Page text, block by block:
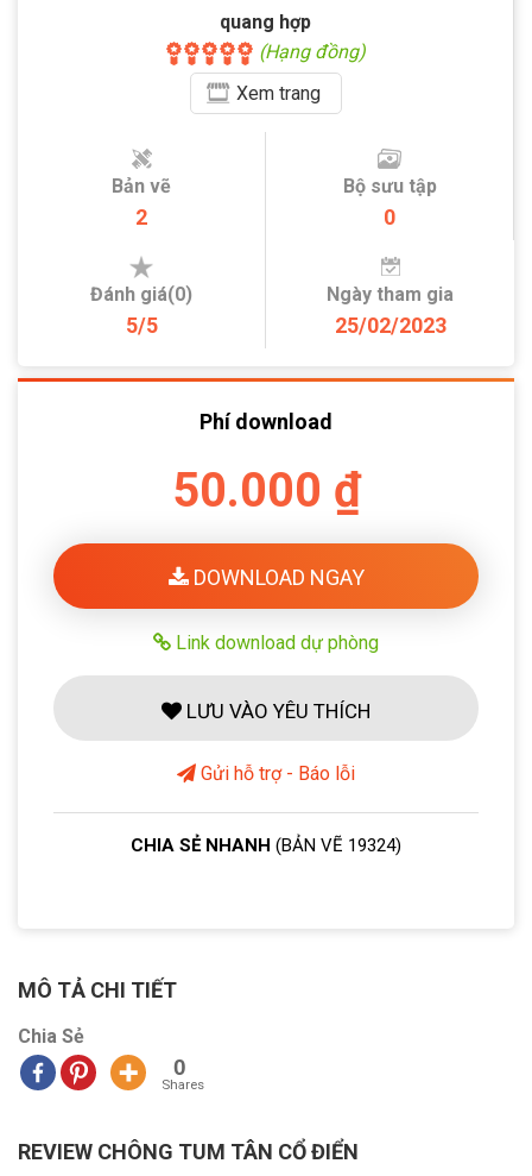
quang hợp
(Hạng đồng)
Xemtrang
Bản vẽ
2
Bộ sưu tập
0
Đánh giá(0)
5/5
Ngày tham gia
25/02/2023
Phí download
50.000 ₫
DOWNLOAD NGAY
Link download dự phòng
LƯU VÀO YÊU THÍCH
Gửi hỗ trợ - Báo lỗi
CHIA SẺ NHANH (BẢN VẼ 19324)
MÔ TẢ CHI TIẾT
Chia Sẻ
0
Shares
REVIEW CHÔNG TUM TÂN CỔ ĐIỂN